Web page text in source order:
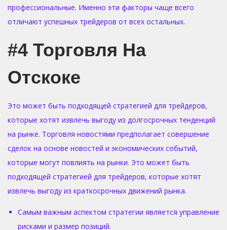
профессиональные. Именно эти факторы чаще всего
отличают успешных трейдеров от всех остальных.
#4 Торговля На
Отскоке
Это может быть подходящей стратегией для трейдеров,
которые хотят извлечь выгоду из долгосрочных тенденций
на рынке. Торговля новостями предполагает совершение
сделок на основе новостей и экономических событий,
которые могут повлиять на рынки. Это может быть
подходящей стратегией для трейдеров, которые хотят
извлечь выгоду из краткосрочных движений рынка.
Самым важным аспектом стратегии является управление
рисками и размер позиций.